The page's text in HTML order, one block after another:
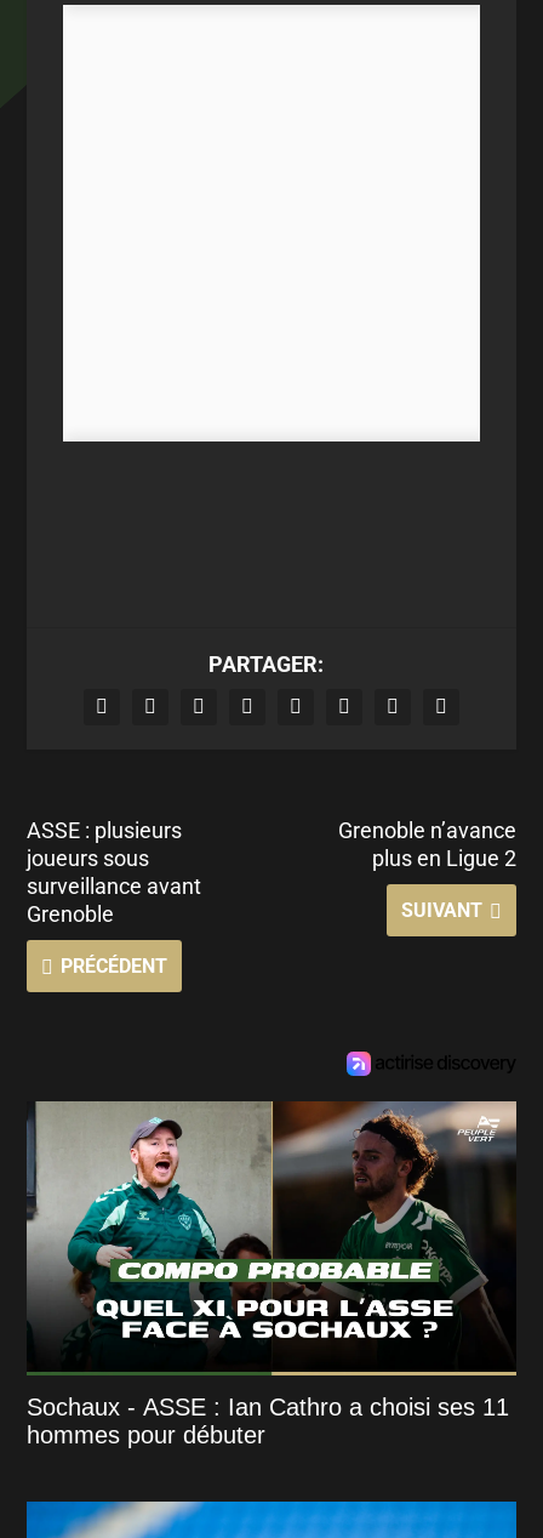
PARTAGER:
ASSE : plusieurs
joueurs sous
surveillance avant
Grenoble
PRÉCÉDENT
Grenoble n’avance
plus en Ligue 2
SUIVANT
Sochaux - ASSE : Ian Cathro a choisi ses 11
hommes pour débuter